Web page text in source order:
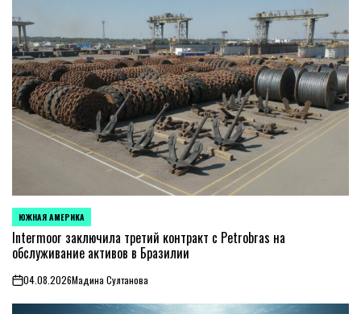
ОПУБЛИКОВАНО
В
ЮЖНАЯ АМЕРИКА
Intermoor заключила третий контракт с Petrobras на
обслуживание активов в Бразилии
on04.08.2026Мадина Султанова